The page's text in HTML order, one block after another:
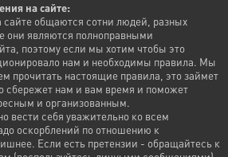
на сайте:
сайте общаются сотни людей, разных
они являются полноправными
поэтому если мы хотим чтобы это
нам и необходимы правила. Мы
прочитать настоящие правила, это займет
сбережет нам и вам время и поможет
и организованным.
вести себя уважительно ко всем
оскорблений по отношению к
Если есть претензии - обращайтесь к